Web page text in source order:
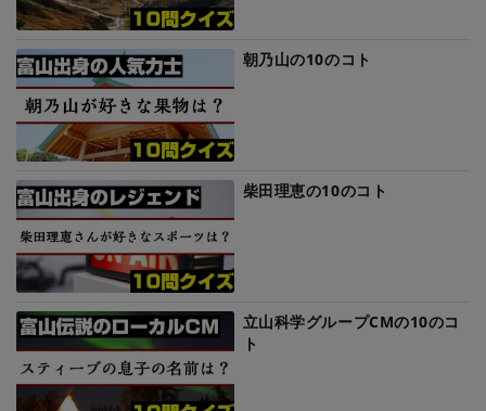
朝乃山の10のコト
柴田理恵の10のコト
立山科学グループCMの10のコ
ト